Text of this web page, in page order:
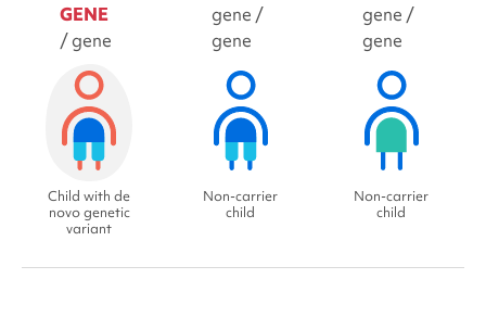
GENE
/ gene
Child with de
novo genetic
variant
gene /
gene
Non-carrier
child
gene /
gene
Non-carrier
child